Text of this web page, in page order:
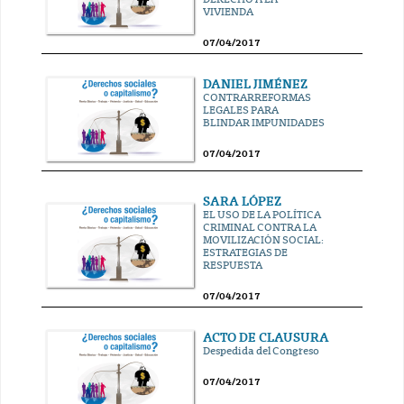
VIVIENDA
07/04/2017
DANIEL JIMÉNEZ
CONTRARREFORMAS
LEGALES PARA
BLINDAR IMPUNIDADES
07/04/2017
SARA LÓPEZ
EL USO DE LA POLÍTICA
CRIMINAL CONTRA LA
MOVILIZACIÓN SOCIAL:
ESTRATEGIAS DE
RESPUESTA
07/04/2017
ACTO DE CLAUSURA
Despedida del Congreso
07/04/2017